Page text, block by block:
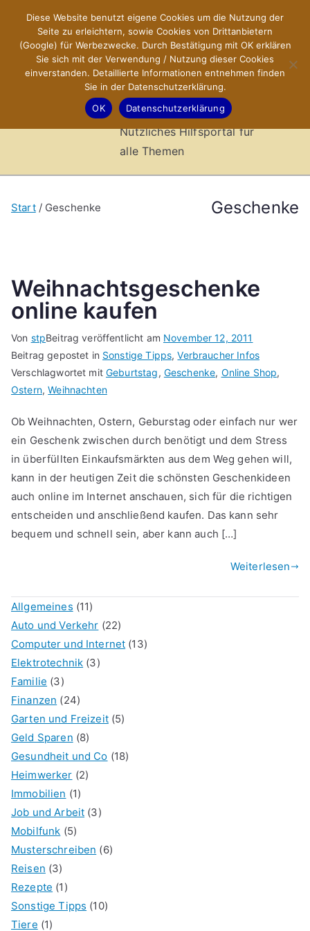
springen
X-Sites.de
–
Hilfsportal
Nützliches Hilfsportal für
alle Themen
Geschenke
Start Geschenke
Weihnachtsgeschenke
online kaufen
Von stpBeitrag veröffentlicht am November 12, 2011
Beitrag gepostet in Sonstige Tipps,Verbraucher Infos
Verschlagwortet mitGeburtstag, Geschenke, Online Shop,
Ostern,Weihnachten
Ob Weihnachten, Ostern, Geburstag oder einfach nur wer
ein Geschenk zwischen durch benötigt und dem Stress
in überfüllten Einkaufsmärkten aus dem Weg gehen will,
kann in der heutigen Zeit die schönsten Geschenkideen
auch online im Internet anschauen, sich für die richtigen
entscheiden und anschließend kaufen. Das kann sehr
bequem und schnell sein, aber kann auch […]
Weiterlesen
Allgemeines (11)
Auto und Verkehr (22)
Computer und Internet (13)
Elektrotechnik (3)
Familie (3)
Finanzen (24)
Garten und Freizeit(5)
Geld Sparen (8)
Gesundheit und Co (18)
Heimwerker (2)
Immobilien (1)
Job und Arbeit (3)
Mobilfunk (5)
Musterschreiben (6)
Reisen (3)
Rezepte (1)
Sonstige Tipps (10)
Tiere (1)
Diese Website benutzt eigene Cookies um die Nutzung der
Seite zu erleichtern, sowie Cookies von Drittanbietern
(Google) für Werbezwecke. Durch Bestätigung mit OK erklären
Sie sich mit der Verwendung / Nutzung dieser Cookies
einverstanden. Detaillierte Informationen entnehmen finden
Sie in der Datenschutzerklärung.
OK
Datenschutzerklärung